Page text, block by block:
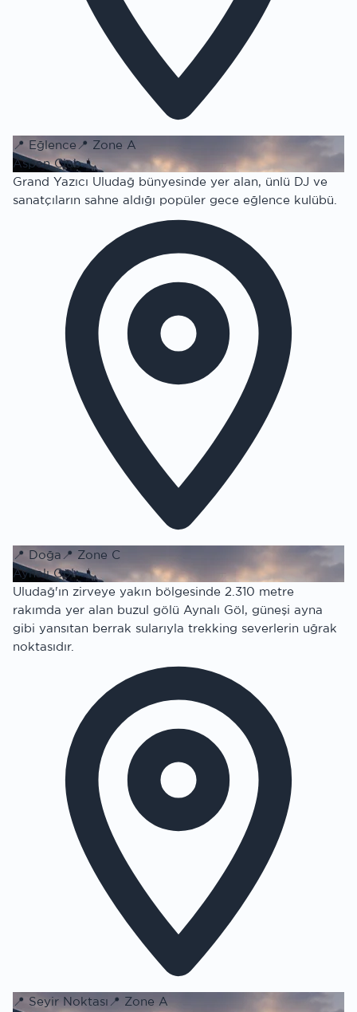
📍 Eğlence 📍 Zone A
Aspen Club
Grand Yazıcı Uludağ bünyesinde yer alan, ünlü DJ ve
sanatçıların sahne aldığı popüler gece eğlence kulübü.
📍 Doğa 📍 Zone C
Aynalı Göl
Uludağ'ın zirveye yakın bölgesinde 2.310 metre
rakımda yer alan buzul gölü Aynalı Göl, güneşi ayna
gibi yansıtan berrak sularıyla trekking severlerin uğrak
noktasıdır.
📍 Seyir Noktası 📍 Zone A